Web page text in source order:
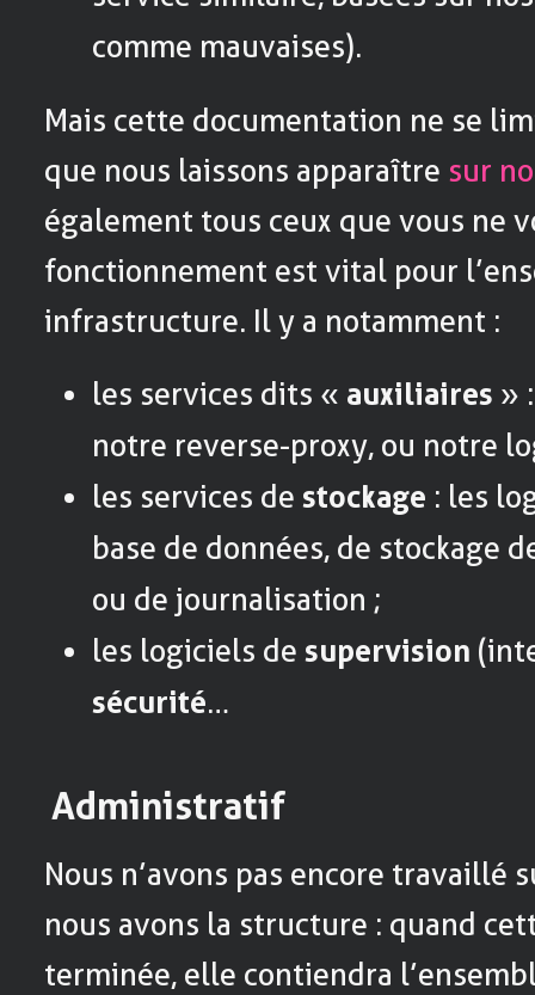
comme mauvaises).
Mais cette documentation ne se
que nous laissons apparaître sur
également tous ceux que vous ne
fonctionnement est vital pour
infrastructure. Il y a notamment :
les services dits « auxiliaires »
notre reverse-proxy, ou notre
les services destockage : les
base de données, de stockage
ou de journalisation ;
les logiciels desupervision
sécurité…
Administratif
Nous n’avons pas encore travaillé
nous avons la structure : quand
terminée, elle contiendra